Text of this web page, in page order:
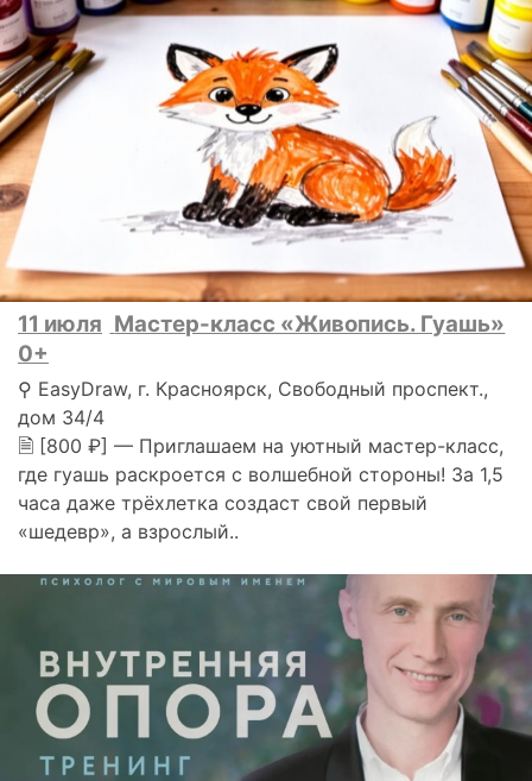
11 июля Мастер-класс «Живопись. Гуашь»
0+
⚲ EasyDraw, г. Красноярск, Свободный проспект.,
дом 34/4
🗎 [800 ₽] — Приглашаем на уютный мастер-класс,
где гуашь раскроется с волшебной стороны! За 1,5
часа даже трёхлетка создаст свой первый
«шедевр», а взрослый..